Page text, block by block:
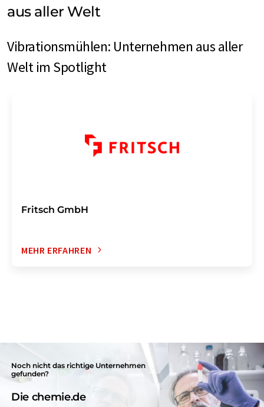
aus aller Welt
Vibrationsmühlen: Unternehmen aus aller
Welt im Spotlight
Fritsch GmbH
MEHR ERFAHREN
Noch nicht das richtige Unternehmen
gefunden?
Die chemie.de